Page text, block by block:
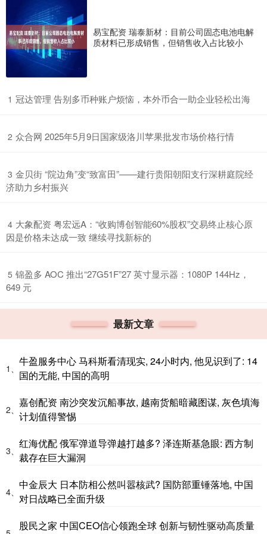
易宝配资 瑞泰新材：目前公司固态电池电解
质材料已形成销售，但销售收入占比较小
1 ​冠达管理 告别多币种账户烦恼，本外币合一助企业轻松出海
2 ​众合网 2025年5月9日国家级洛川苹果批发市场价格行情
3 ​金贝街 “院边角”变“致富田”——建行贵阳朝阳支行深耕庭院经
济助力乡村振兴
4 ​大象配资 粤宏远A：“收购博创智能60%股权”交易终止核心原
因是价格未达成一致 继续寻找新标的
5 ​锦盈多 AOC 推出“27G51F”27 英寸显示器：1080P 144Hz，
649 元
最新文章
1、
牛盈服务中心 马科斯看清现实, 24小时内, 他见识到了: 14
国的无能, 中国的高明
2、
嘉创配资 南沙突发沉船事故, 越南货船暗藏图谋, 灰色填海
计划值得警惕
3、
红海优配 俄军弹道导弹越打越多? 泽连斯基急眼: 西方制
裁存在巨大漏洞
4、
中金辰大 日本防相公然叫嚣核武? 国防部重锤落地, 中国
对日战略已全面升级
股民之家 中国CEO信心领跑全球 创新与韧性驱动高质量